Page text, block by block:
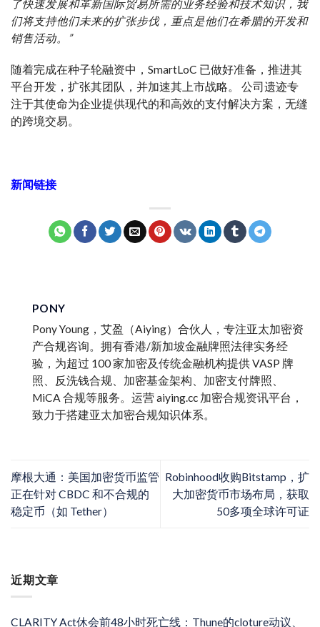
近期文章
CLARITY Act休会前48小时死亡线：Thune的cloture动议、
了快速发展和革新国际贸易所需的业务经验和技术知识，我
们将支持他们未来的扩张步伐，重点是他们在希腊的开发和
销售活动。”
随着完成在种子轮融资中，SmartLoC 已做好准备，推进其
平台开发， 扩张其团队，并加速其上市战略。 公司遗迹专
注于其使命为企业提供现代的和高效的支付解决方案， 无缝
的跨境交易。
新闻链接
PONY
Pony Young，艾盈（Aiying）合伙人，专注亚太加密资
产合规咨询。拥有香港/新加坡金融牌照法律实务经
验，为超过 100 家加密及传统金融机构提供 VASP 牌
照、反洗钱合规、加密基金架构、加密支付牌照、
MiCA 合规等服务。运营 aiying.cc 加密合规资讯平台，
致力于搭建亚太加密合规知识体系。
摩根大通：美国加密货币监管
正在针对 CBDC 和不合规的
稳定币（如 Tether）
Robinhood收购Bitstamp，扩
大加密货币市场布局，获取
50多项全球许可证